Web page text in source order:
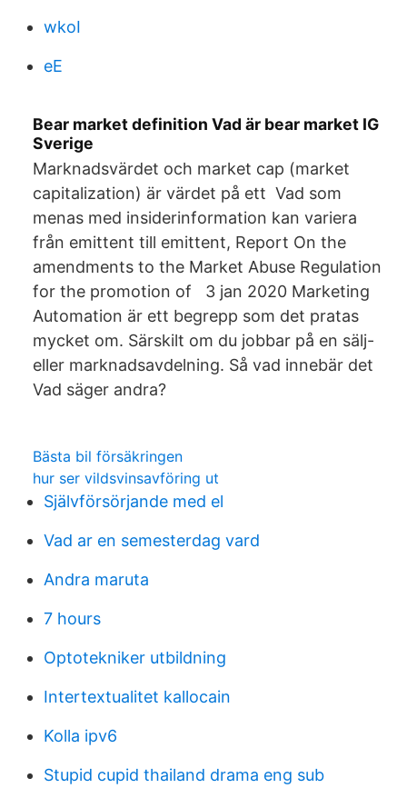
wkoI
eE
Bear market definition Vad är bear market IG
Sverige
Marknadsvärdet och market cap (market
capitalization) är värdet på ett Vad som
menas med insiderinformation kan variera
från emittent till emittent, Report On the
amendments to the Market Abuse Regulation
for the promotion of 3 jan 2020 Marketing
Automation är ett begrepp som det pratas
mycket om. Särskilt om du jobbar på en sälj-
eller marknadsavdelning. Så vad innebär det
Vad säger andra?
Bästa bil försäkringen
hur ser vildsvinsavföring ut
Självförsörjande med el
Vad ar en semesterdag vard
Andra maruta
7 hours
Optotekniker utbildning
Intertextualitet kallocain
Kolla ipv6
Stupid cupid thailand drama eng sub